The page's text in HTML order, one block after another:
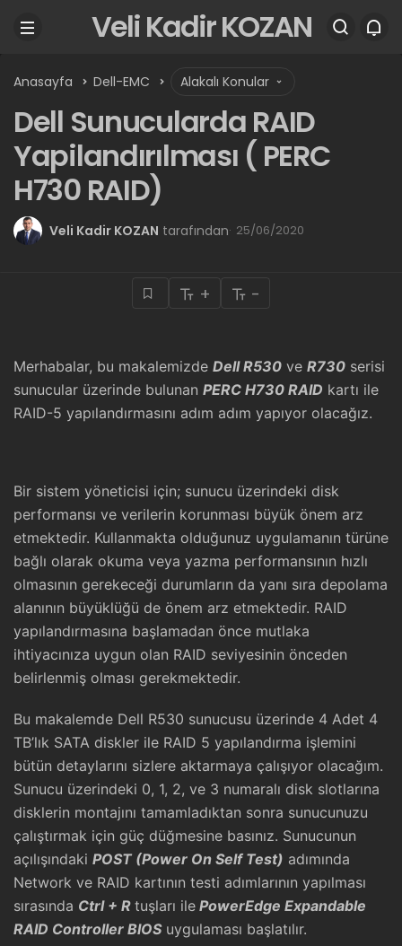
Veli Kadir KOZAN
Anasayfa Dell-EMC Alakalı Konular
Dell Sunucularda RAID
Yapilandırılması ( PERC
H730 RAID)
Veli Kadir KOZAN tarafından 25/06/2020
+ -
Merhabalar, bu makalemizde Dell R530 ve R730 serisi
sunucular üzerinde bulunan PERC H730 RAID kartı ile
RAID-5 yapılandırmasını adım adım yapıyor olacağız.
Bir sistem yöneticisi için; sunucu üzerindeki disk
performansı ve verilerin korunması büyük önem arz
etmektedir. Kullanmakta olduğunuz uygulamanın türüne
bağlı olarak okuma veya yazma performansının hızlı
olmasının gerekeceği durumların da yanı sıra depolama
alanının büyüklüğü de önem arz etmektedir. RAID
yapılandırmasına başlamadan önce mutlaka
ihtiyacınıza uygun olan RAID seviyesinin önceden
belirlenmiş olması gerekmektedir.
Bu makalemde Dell R530 sunucusu üzerinde 4 Adet 4
TB’lık SATA diskler ile RAID 5 yapılandırma işlemini
bütün detaylarını sizlere aktarmaya çalışıyor olacağım.
Sunucu üzerindeki 0, 1, 2, ve 3 numaralı disk slotlarına
disklerin montajını tamamladıktan sonra sunucunuzu
çalıştırmak için güç düğmesine basınız. Sunucunun
açılışındaki POST (Power On Self Test) adımında
Network ve RAID kartının testi adımlarının yapılması
sırasında Ctrl + R tuşları ile PowerEdge Expandable
RAID Controller BIOSuygulaması başlatılır.